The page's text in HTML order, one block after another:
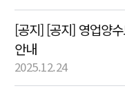
[공지] [공지] 영업양
안내
2025.12.24